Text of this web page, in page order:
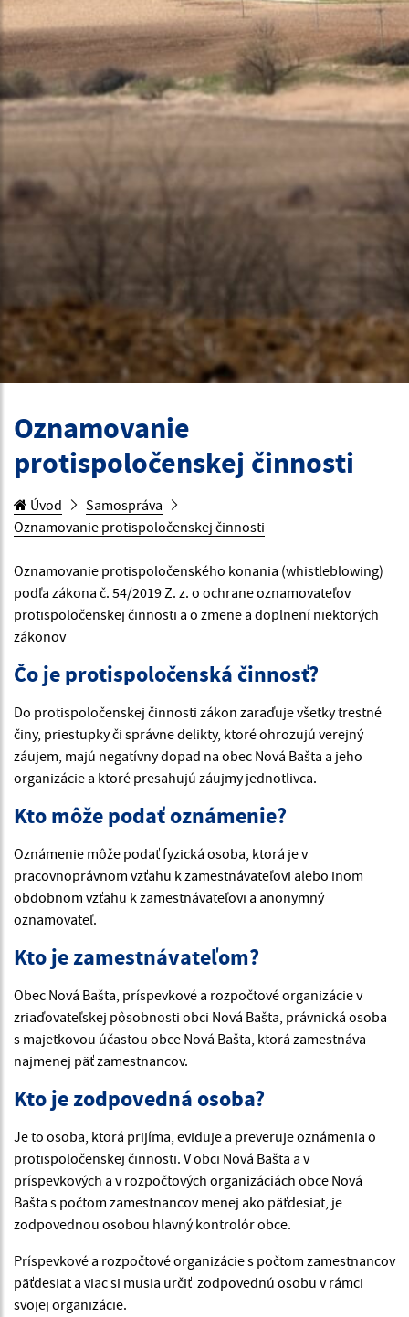
Oznamovanie
protispoločenskej činnosti
Úvod
Samospráva
Oznamovanie protispoločenskej činnosti
Oznamovanie protispoločenského konania (whistleblowing)
podľa zákona č. 54/2019 Z. z. o ochrane oznamovateľov
protispoločenskej činnosti a o zmene a doplnení niektorých
zákonov
Čo je protispoločenská činnosť?
Do protispoločenskej činnosti zákon zaraďuje všetky trestné
činy, priestupky či správne delikty, ktoré ohrozujú verejný
záujem, majú negatívny dopad na obec Nová Bašta a jeho
organizácie a ktoré presahujú záujmy jednotlivca.
Kto môže podať oznámenie?
Oznámenie môže podať fyzická osoba, ktorá je v
pracovnoprávnom vzťahu k zamestnávateľovi alebo inom
obdobnom vzťahu k zamestnávateľovi a anonymný
oznamovateľ.
Kto je zamestnávateľom?
Obec Nová Bašta, príspevkové a rozpočtové organizácie v
zriaďovateľskej pôsobnosti obci Nová Bašta, právnická osoba
s majetkovou účasťou obce Nová Bašta, ktorá zamestnáva
najmenej päť zamestnancov.
Kto je zodpovedná osoba?
Je to osoba, ktorá prijíma, eviduje a preveruje oznámenia o
protispoločenskej činnosti. V obci Nová Bašta a v
príspevkových a v rozpočtových organizáciách obce Nová
Bašta s počtom zamestnancov menej ako päťdesiat, je
zodpovednou osobou hlavný kontrolór obce.
Príspevkové a rozpočtové organizácie s počtom zamestnancov
päťdesiat a viac si musia určiť zodpovednú osobu v rámci
svojej organizácie.